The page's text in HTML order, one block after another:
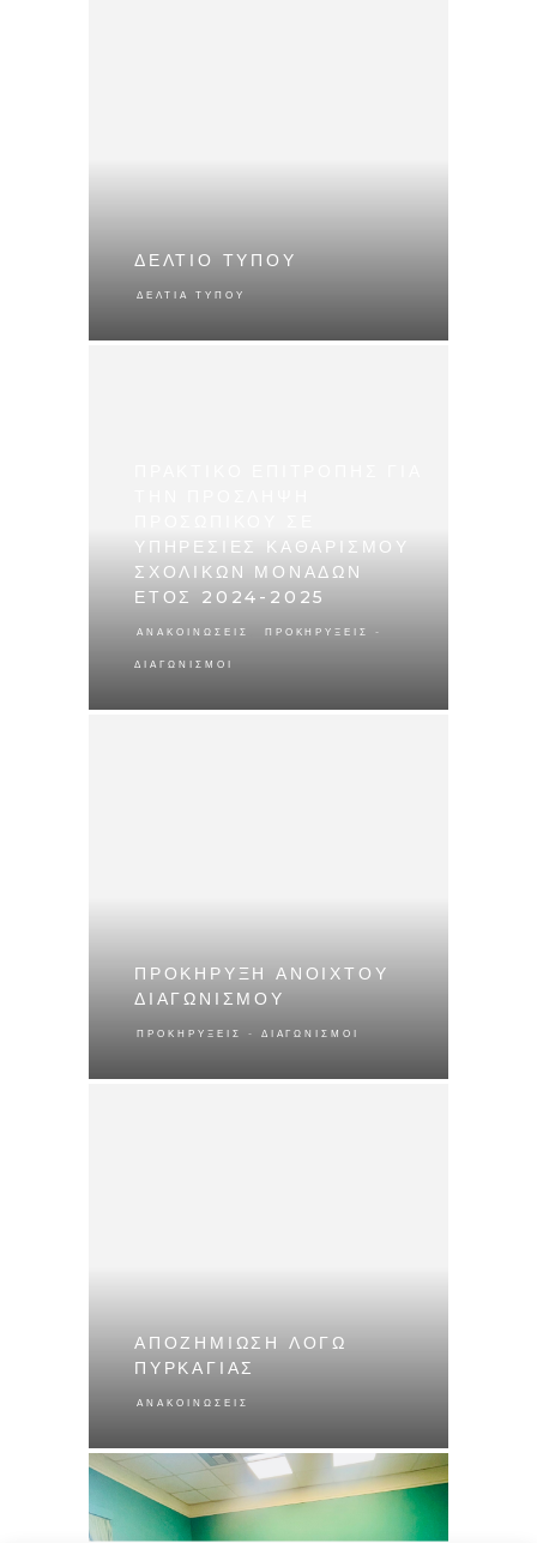
ΔΕΛΤΙΟ ΤΥΠΟΥ
ΔΕΛΤΊΑ ΤΎΠΟΥ
ΥΠΗΡΕΣΙΕΣ ΚΑΘΑΡΙΣΜΟΥ
ΣΧΟΛΙΚΩΝ ΜΟΝΑΔΩΝ
ΕΤΟΣ 2024-2025
ΑΝΑΚΟΙΝΏΣΕΙΣ ΠΡΟΚΗΡΎΞΕΙΣ -
ΔΙΑΓΩΝΙΣΜΟΊ
ΠΡΟΚΗΡΥΞΗ ΑΝΟΙΧΤΟΥ
ΔΙΑΓΩΝΙΣΜΟΥ
ΠΡΟΚΗΡΎΞΕΙΣ - ΔΙΑΓΩΝΙΣΜΟΊ
ΑΠΟΖΗΜΙΩΣΗ ΛΟΓΩ
ΠΥΡΚΑΓΙΑΣ
ΑΝΑΚΟΙΝΏΣΕΙΣ